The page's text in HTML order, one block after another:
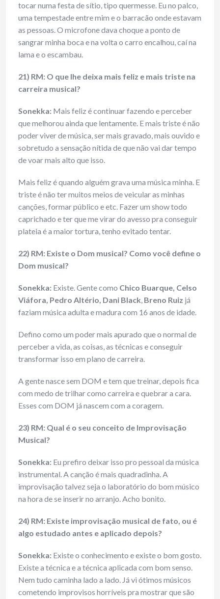
tocar numa festa de sítio, tipo quermesse. Eu no palco,
uma tempestade entre mim e o barracão onde estavam
as pessoas. O microfone dava choque a ponto de
sangrar minha boca e na volta o carro encalhou, caí na
lama e o escambau.
21) RM: O que lhe deixa mais feliz e mais triste na
carreira musical?
Sonekka: Mais feliz é continuar fazendo e perceber
que melhorou ainda que lentamente. E mais triste é não
poder viver de música, ser mais gravado, mais ouvido e
sobretudo a sensação nítida de que não vai dar tempo
de voar mais alto que isso.
Mais feliz é quando alguém grava uma música minha. E
triste é não ter muitos meios de veicular as minhas
canções, formar público e etc. Fazer um show todo
caprichado e ter que me virar do avesso pra conseguir
plateia é a maior tortura, tenho evitado tentar.
22) RM: Existe o Dom musical? Como você define o
Dom musical?
Sonekka: Existe. Gente como Chico Buarque, Celso
Viáfora, Pedro Altério, Dani Black, Breno Ruiz já
faziam música adulta e madura com 16 anos de idade.
Defino como um poder mais apurado que o normal de
perceber a vida, as coisas, as técnicas e conseguir
transformar isso em plano de carreira.
A gente nasce sem DOM e tem que treinar, depois fica
com medo de trilhar como carreira e quebrar a cara.
Esses com DOM já nascem com a coragem.
23) RM: Qual é o seu conceito de Improvisação
Musical?
Sonekka: Eu prefiro deixar isso pro pessoal da música
instrumental. A canção é mais quadradinha. A
improvisação talvez seja o laboratório do bom músico
na hora de se inserir no arranjo. Acho bonito.
24) RM: Existe improvisação musical de fato, ou é
algo estudado antes e aplicado depois?
Sonekka: Existe o conhecimento e existe o bom gosto.
Existe a técnica e a técnica aplicada com bom senso.
Nem tudo caminha lado a lado. Já vi ótimos músicos
cometendo improvisos horríveis pra mostrar que são